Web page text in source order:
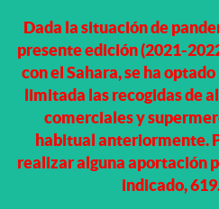
Dada la situación de
presente edición (2021-
con el Sahara, se ha
limitada las recogidas de
comerciales y
habitual anteriormente.
realizar alguna aportación
indicado,